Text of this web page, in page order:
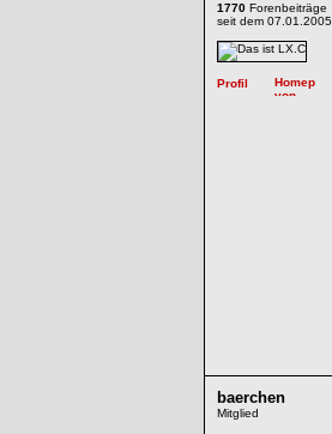
1770 Forenbeiträge
seit dem 07.01.2005
baerchen
Mitglied